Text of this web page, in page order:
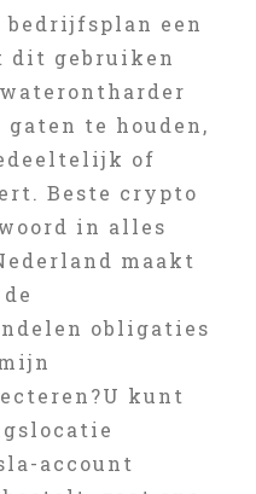
bedrijfsplan een
dit gebruiken
te houden,
of
Beste crypto
in alles
maakt
obligaties
kunt
account